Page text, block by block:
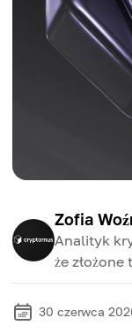
Zofia
Analityk
że
30 czerwca